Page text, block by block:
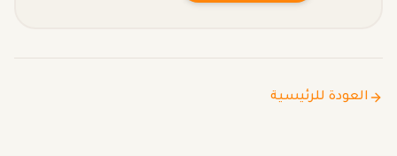
العودة للرئيسية